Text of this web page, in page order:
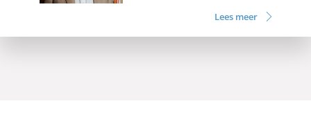
Lees meer